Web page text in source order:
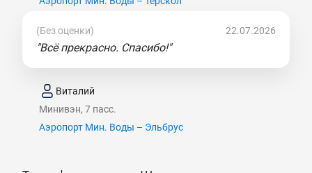
(Без оценки) 22.07.2026
"Всё прекрасно. Спасибо!"
Виталий
Минивэн, 7 пасс.
Аэропорт Мин. Воды – Эльбрус